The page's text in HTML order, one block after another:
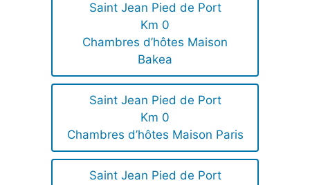
Saint Jean Pied de Port
Km 0
Chambres d’hôtes Maison
Bakea
Saint Jean Pied de Port
Km 0
Chambres d’hôtes Maison Paris
Saint Jean Pied de Port